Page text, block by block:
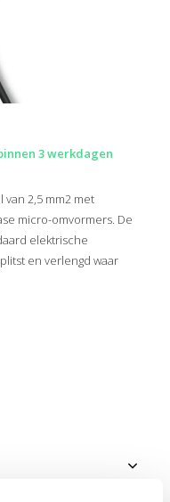
3 werkdagen
2,5 mm2 met
micro-omvormers. De
elektrische
en verlengd waar